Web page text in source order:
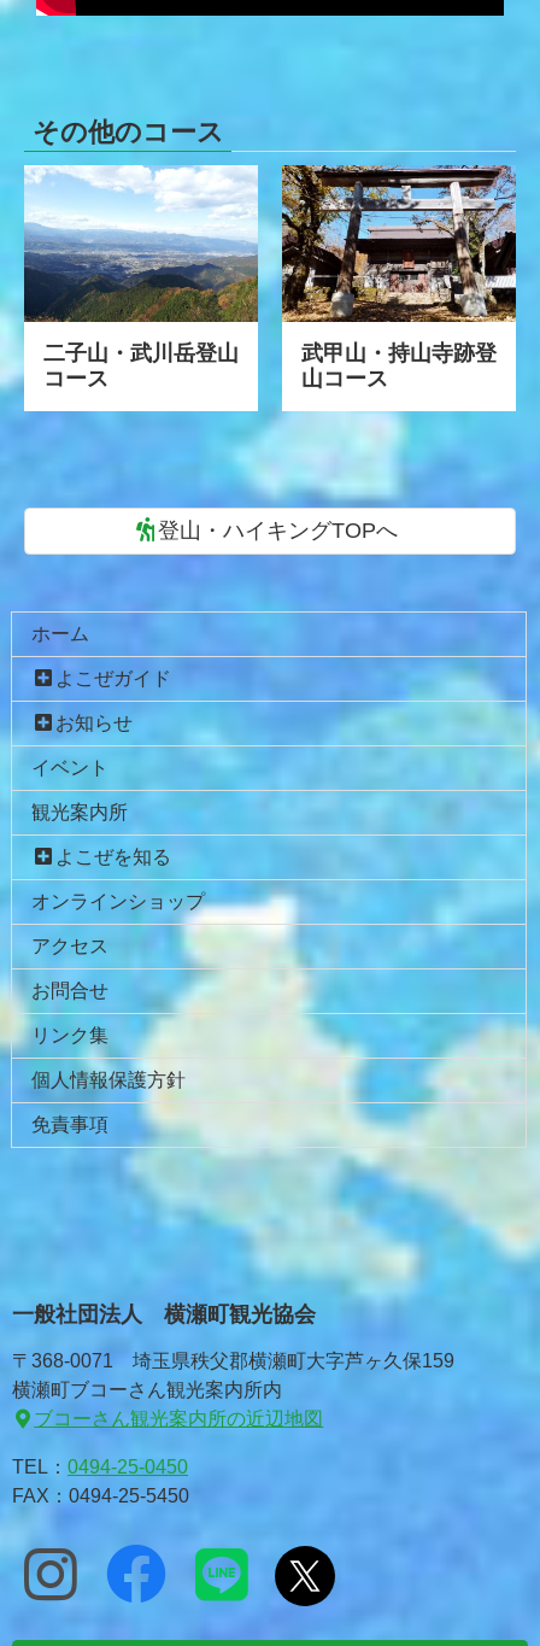
その他のコース
二子山・武川岳登山
コース
武甲山・持山寺跡登
山コース
登山・ハイキングTOPへ
ン
ツ
の
へ
ー
先
戻
ホーム
よこぜガイド
お知らせ
イベント
観光案内所
よこぜを知る
オンラインショップ
アクセス
お問合せ
リンク集
個人情報保護方針
免責事項
一般社団法人 横瀬町観光協会
〒368-0071 埼玉県秩父郡横瀬町大字芦ヶ久保159
横瀬町ブコーさん観光案内所内
ブコーさん観光案内所の近辺地図
TEL： 0494-25-0450
FAX：0494-25-5450